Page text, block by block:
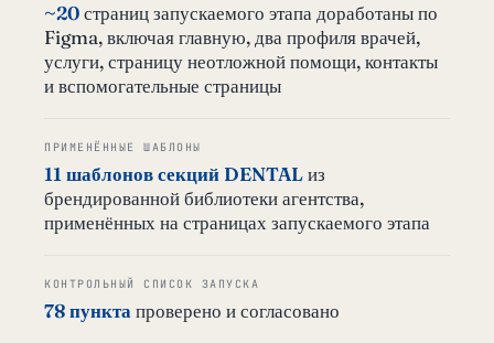
~20страниц запускаемого этапа доработаны по
Figma, включая главную, два профиля врачей,
услуги, страницу неотложной помощи, контакты
и вспомогательные страницы
ПРИМЕНЁННЫЕ ШАБЛОНЫ
11 шаблонов секций DENTALиз
брендированной библиотеки агентства,
применённых на страницах запускаемого этапа
КОНТРОЛЬНЫЙ СПИСОК ЗАПУСКА
78 пункта проверено и согласовано